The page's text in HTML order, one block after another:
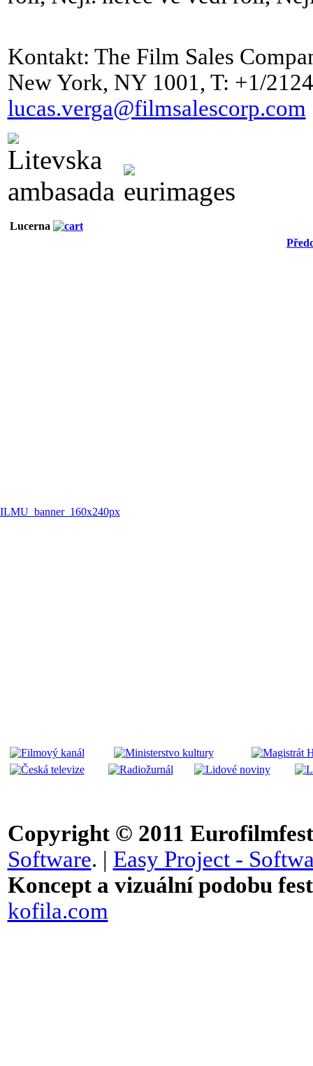
Kontakt: The Film Sales
New York, NY 1001, T: +1/
lucas.verga@filmsalescorp.com
Lucerna
Copyright © 2011
Software. | Easy Project -
Koncept a vizuální podobu
kofila.com